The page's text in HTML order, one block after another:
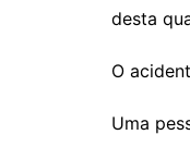
desta
O
Uma